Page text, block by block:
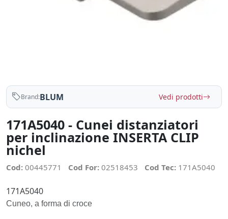
Brand:BLUM Vedi prodotti
171A5040 - Cunei distanziatori
per inclinazione INSERTA CLIP
nichel
Cod: 00445771 Cod For: 02518453 Cod Tec: 171A5040
171A5040
Cuneo, a forma di croce